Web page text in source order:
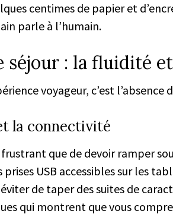
centimes de papier et
parle à l’humain.
séjour : la fluidité
voyageur, c’est l’absence
la connectivité
frustrant que de devoir ramper
USB accessibles sur les
de taper des suites de
qui montrent que vous